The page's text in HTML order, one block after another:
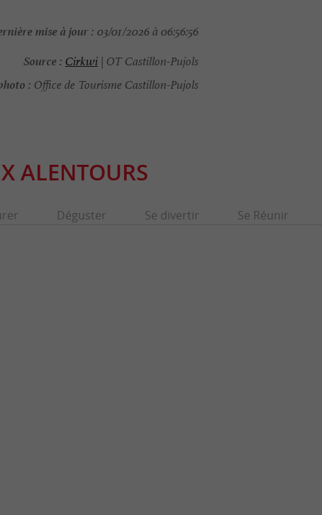
mise à jour : 03/01/2026 à 06:56:56
Source : Cirkwi| OT Castillon-Pujols
: Office de Tourisme Castillon-Pujols
ALENTOURS
Déguster Se divertir Se Réunir